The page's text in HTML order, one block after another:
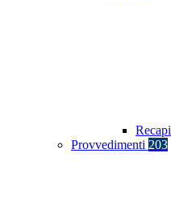
Provvedimenti 203